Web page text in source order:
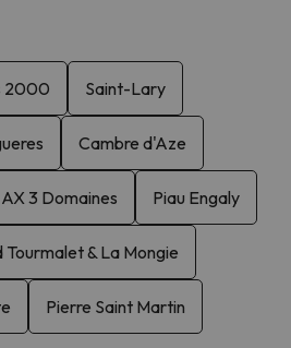
2000 Saint-Lary
Cambre d'Aze
AX 3 Domaines Piau Engaly
Tourmalet & La Mongie
Pierre Saint Martin